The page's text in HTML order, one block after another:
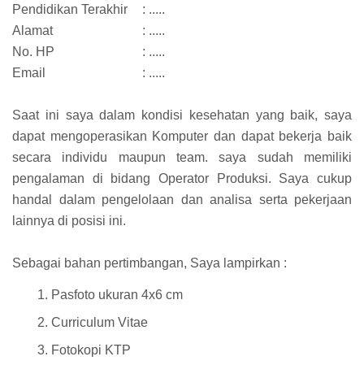
Pendidikan Terakhir
: .....
Alamat
: .....
No. HP
: .....
Email
: .....
Saat ini saya dalam kondisi kesehatan yang baik, saya
dapat mengoperasikan Komputer dan dapat bekerja baik
secara individu maupun team. saya sudah memiliki
pengalaman di bidang Operator Produksi. Saya cukup
handal dalam pengelolaan dan analisa serta pekerjaan
lainnya di posisi ini.
Sebagai bahan pertimbangan, Saya lampirkan :
Pasfoto ukuran 4x6 cm
Curriculum Vitae
Fotokopi KTP